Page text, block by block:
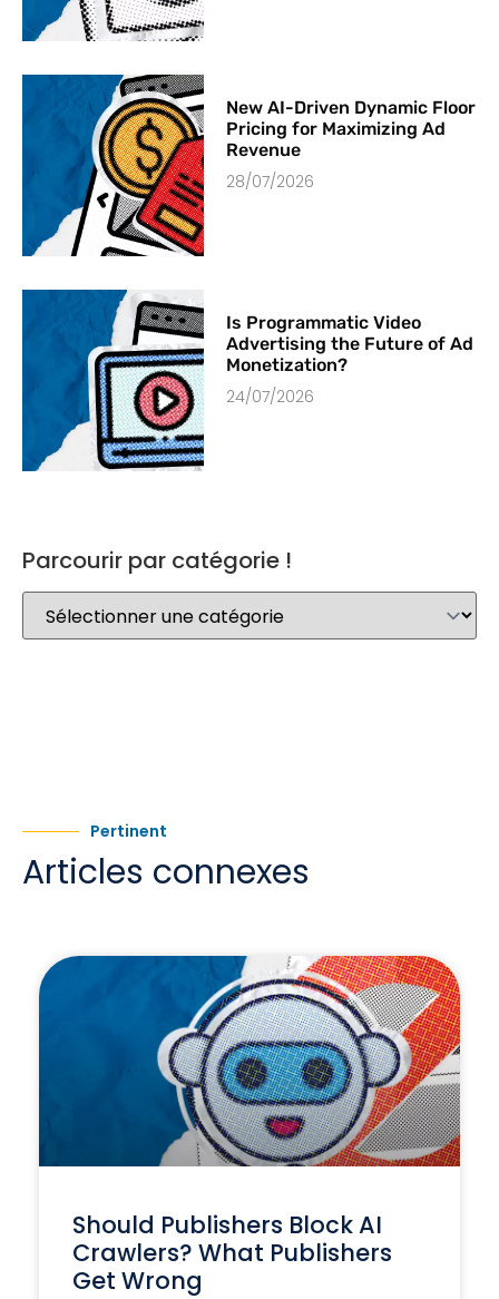
New AI-Driven Dynamic Floor
Pricing for Maximizing Ad
Revenue
28/07/2026
Is Programmatic Video
Advertising the Future of Ad
Monetization?
24/07/2026
Parcourir par catégorie !
Pertinent
Articles connexes
Should Publishers Block AI
Crawlers? What Publishers
Get Wrong